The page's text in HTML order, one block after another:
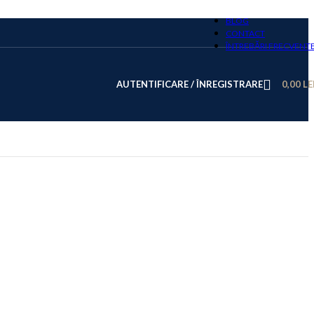
BLOG
CONTACT
ÎNTREBĂRI
AUTENTIFICARE / ÎNREGISTRARE 0,00